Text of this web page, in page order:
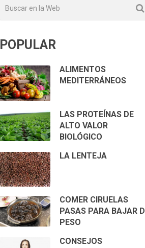
POPULAR
ALIMENTOS
MEDITERRÁNEOS
LAS PROTEÍNAS DE
ALTO VALOR
BIOLÓGICO
LA LENTEJA
COMER CIRUELAS
PASAS PARA BAJAR
PESO
CONSEJOS